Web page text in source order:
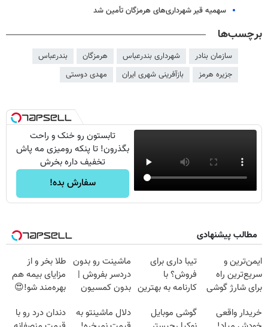
سهمیه قیر شهرداری‌های هرمزگان تأمین شد
برچسب‌ها
سازمان بنادر شهرداری بندرعباس هرمزگان
بندرعباس
جزیره هرمز
بازآفرینی شهری ایران مهدی دوستی
تابستون رو خنک و راحت
بگذرون! تا پنکه رومیزی مه پاش
تخفیف داره بخرش
سفارش بده!
مطالب پیشنهادی
ایمن‌ترین و
سریع‌ترین راه
برای شارژ گوشی
تیبا داری برای
فروش؟ با
کارنامه به بهترین
ماشینت رو بدون
دردسر بفروش |
بدون کمسیون
طلا بخر و از
مزایای بیمه هم
بهره‌مند شو!😍
خریدار واقعی
گوشی موبایل
دلال ماشینتو به
دندان درد رو با